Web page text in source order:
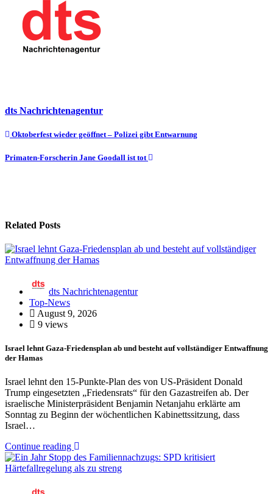
dts Nachrichtenagentur
Beitragsnavigation
Oktoberfest wieder geöffnet – Polizei gibt Entwarnung
Primaten-Forscherin Jane Goodall ist tot
Related Posts
dts Nachrichtenagentur
Top-News
August 9, 2026
9 views
Israel lehnt Gaza-Friedensplan ab und besteht auf vollständiger Entwaffnung
der Hamas
Israel lehnt den 15-Punkte-Plan des von US-Präsident Donald
Trump eingesetzten „Friedensrats“ für den Gazastreifen ab. Der
israelische Ministerpräsident Benjamin Netanjahu erklärte am
Sonntag zu Beginn der wöchentlichen Kabinettssitzung, dass
Israel…
Continue reading